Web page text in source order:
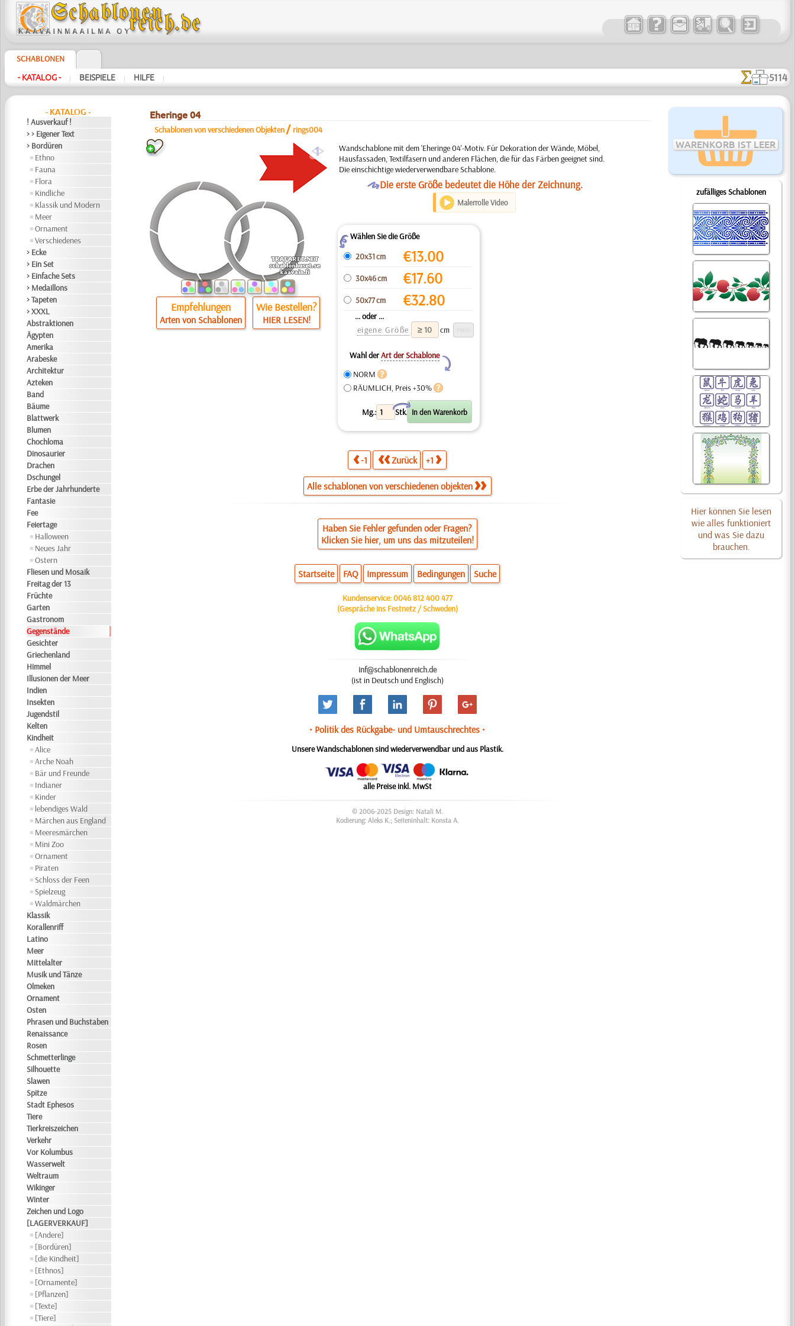
SCHABLONEN
- KATALOG - | BEISPIELE | HILFE | 5114
- KATALOG -
! Ausverkauf !
> > Eigener Text
> Bordüren
Ethno
Fauna
Flora
Kindliche
Klassik und Modern
Meer
Ornament
Verschiedenes
> Ecke
> Ein Set
> Einfache Sets
> Medaillons
> Tapeten
> XXXL
Abstraktionen
Ägypten
Amerika
Arabeske
Architektur
Azteken
Band
Bäume
Blattwerk
Blumen
Chochloma
Dinosaurier
Drachen
Dschungel
Erbe der Jahrhunderte
Fantasie
Fee
Feiertage
Halloween
Neues Jahr
Ostern
Fliesen und Mosaik
Freitag der 13
Früchte
Garten
Gastronom
Gegenstände
Gesichter
Griechenland
Himmel
Illusionen der Meer
Indien
Insekten
Jugendstil
Kelten
Kindheit
Alice
Arche Noah
Bär und Freunde
Indianer
Kinder
lebendiges Wald
Märchen aus England
Meeresmärchen
Mini Zoo
Ornament
Piraten
Schloss der Feen
Spielzeug
Waldmärchen
Klassik
Korallenriff
Latino
Meer
Mittelalter
Musik und Tänze
Olmeken
Ornament
Osten
Phrasen und Buchstaben
Renaissance
Rosen
Schmetterlinge
Silhouette
Slawen
Spitze
Stadt Ephesos
Tiere
Tierkreiszeichen
Verkehr
Vor Kolumbus
Wasserwelt
Weltraum
Wikinger
Winter
Zeichen und Logo
[LAGERVERKAUF]
[Andere]
[Bordüren]
[die Kindheit]
[Ethnos]
[Ornamente]
[Pflanzen]
[Texte]
[Tiere]
WARENKORB IST LEER
zufälliges Schablonen
Hier können Sie lesen
wie alles funktioniert
und was Sie dazu
brauchen.
Eheringe 04
Schablonen von verschiedenen Objekten / rings004
a
Empfehlungen
Arten von Schablonen
Wie Bestellen?
HIER LESEN!
Wandschablone mit dem 'Eheringe 04'-Motiv. Für Dekoration der Wände, Möbel,
Hausfassaden, Textilfasern und anderen Flächen, die für das Färben geeignet sind.
Die einschichtige wiederverwendbare Schablone.
ODie erste Größe bedeutet die Höhe der Zeichnung.
Malerrolle Video
ZWählen Sie die Größe
20x31 cm
€13.00
30x46 cm €17.60
50x77 cm €32.80
... oder ...
eigene Größe
cm
Wahl derArt der Schablone
Y
NORM
RÄUMLICH, Preis +30%
Mg.: Stk.
X
-1 Zurück +1
Alle schablonen von verschiedenen objekten
Haben Sie Fehler gefunden oder Fragen?
Klicken Sie hier, um uns das mitzuteilen!
Startseite FAQ Impressum Bedingungen Suche
Kundenservice:0046 812 400 477
(Gespräche ins Festnetz / Schweden)
inf@schablonenreich.de
(ist in Deutsch und Englisch)
• Politik des Rückgabe- und Umtauschrechtes •
Unsere Wandschablonen sind wiederverwendbar und aus Plastik.
alle Preise inkl. MwSt
© 2006-2025 Design: Natali M.
Kodierung: Aleks K.; Seiteninhalt: Konsta A.